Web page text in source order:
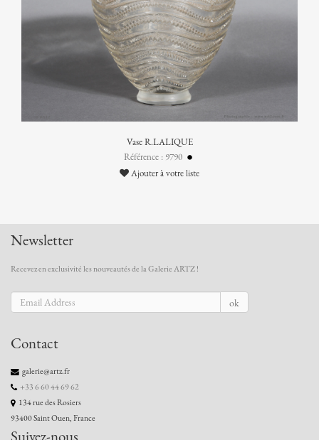
Vase R.LALIQUE
Référence : 9790
Ajouter à votre liste
Newsletter
Recevez en exclusivité les nouveautés de la Galerie ARTZ !
ok
Contact
galerie@artz.fr
+33 6 60 44 69 62
134 rue des Rosiers
93400 Saint Ouen, France